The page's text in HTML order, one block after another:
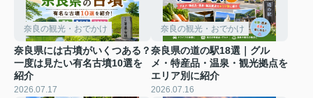
奈良の観光・おでかけ
奈良県には古墳がいくつある？
一度は見たい有名古墳10選を
紹介
2026.07.17
奈良の観光・おでかけ
奈良県の道の駅18選｜グル
メ・特産品・温泉・観光拠点を
エリア別に紹介
2026.07.16